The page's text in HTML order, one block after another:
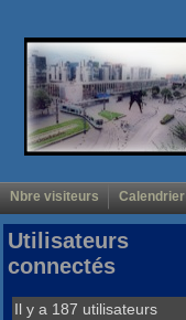
Nbre visiteurs Calendrier
Utilisateurs
connectés
Il y a 187 utilisateurs